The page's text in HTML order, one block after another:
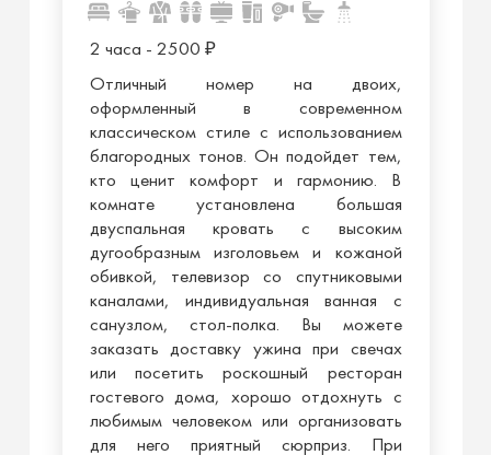
2 часа - 2500 ₽
Отличный номер на двоих,
оформленный в современном
классическом стиле с использованием
благородных тонов. Он подойдет тем,
кто ценит комфорт и гармонию. В
комнате установлена большая
двуспальная кровать с высоким
дугообразным изголовьем и кожаной
обивкой, телевизор со спутниковыми
каналами, индивидуальная ванная с
санузлом, стол-полка. Вы можете
заказать доставку ужина при свечах
или посетить роскошный ресторан
гостевого дома, хорошо отдохнуть с
любимым человеком или организовать
для него приятный сюрприз. При